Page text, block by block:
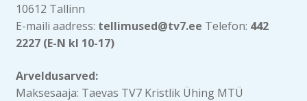
10612 Tallinn
E-maili aadress: tellimused@tv7.ee Telefon: 442
2227 (E-N kl 10-17)
Arveldusarved:
Maksesaaja: Taevas TV7 Kristlik Ühing MTÜ